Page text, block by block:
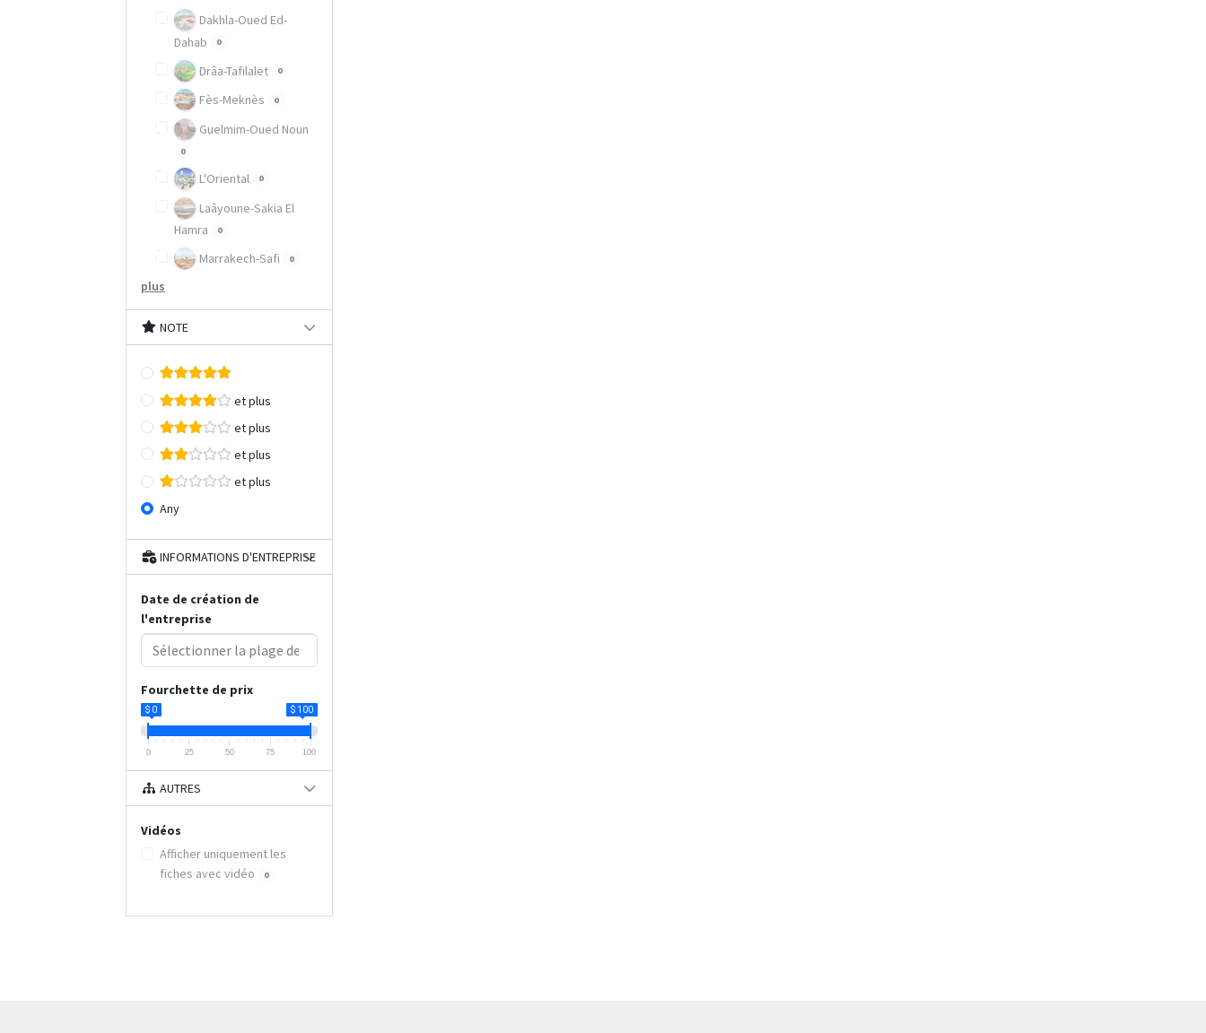
Dakhla-Oued Ed-
Dahab
0
Drâa-Tafilalet 0
Fès-Meknès 0
Guelmim-Oued Noun
0
L'Oriental 0
Laâyoune-Sakia El
Hamra
0
Marrakech-Safi 0
plus
NOTE
et plus
et plus
et plus
et plus
Any
INFORMATIONS D'ENTREPRISE
Date de création de
l'entreprise
Fourchette de prix
$ 0 $ 100
0 25 50 75 100
AUTRES
Vidéos
Afficher uniquement les
fiches avec vidéo
0